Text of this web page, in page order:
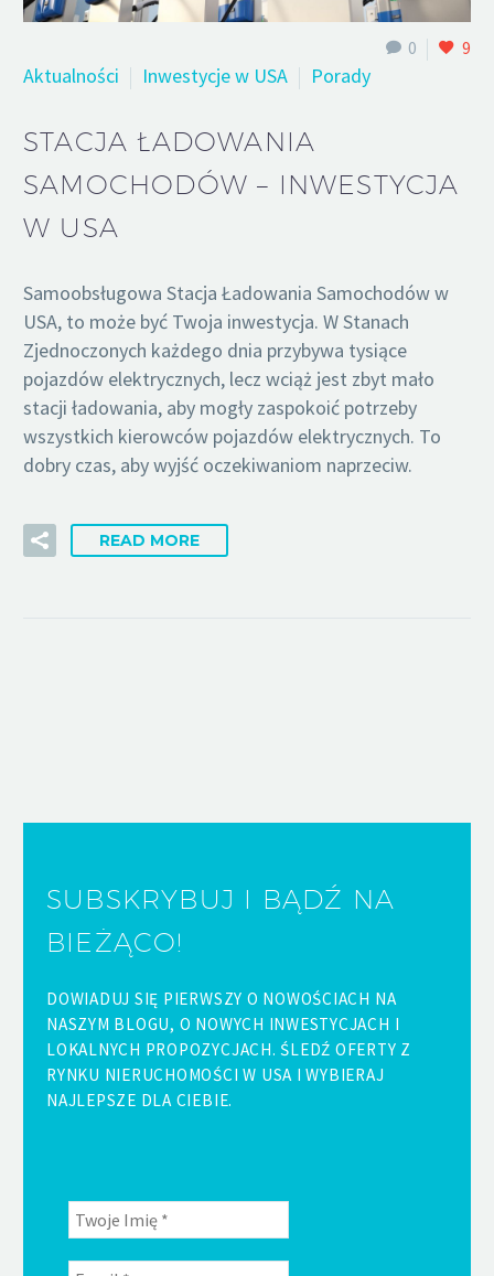
0 9
Aktualności Inwestycje w USA Porady
STACJA ŁADOWANIA
SAMOCHODÓW – INWESTYCJA
W USA
Samoobsługowa Stacja Ładowania Samochodów w
USA, to może być Twoja inwestycja. W Stanach
Zjednoczonych każdego dnia przybywa tysiące
pojazdów elektrycznych, lecz wciąż jest zbyt mało
stacji ładowania, aby mogły zaspokoić potrzeby
wszystkich kierowców pojazdów elektrycznych. To
dobry czas, aby wyjść oczekiwaniom naprzeciw.
READ MORE
SUBSKRYBUJ I BĄDŹ NA
BIEŻĄCO!
DOWIADUJ SIĘ PIERWSZY O NOWOŚCIACH NA
NASZYM BLOGU, O NOWYCH INWESTYCJACH I
LOKALNYCH PROPOZYCJACH. ŚLEDŹ OFERTY Z
RYNKU NIERUCHOMOŚCI W USA I WYBIERAJ
NAJLEPSZE DLA CIEBIE.